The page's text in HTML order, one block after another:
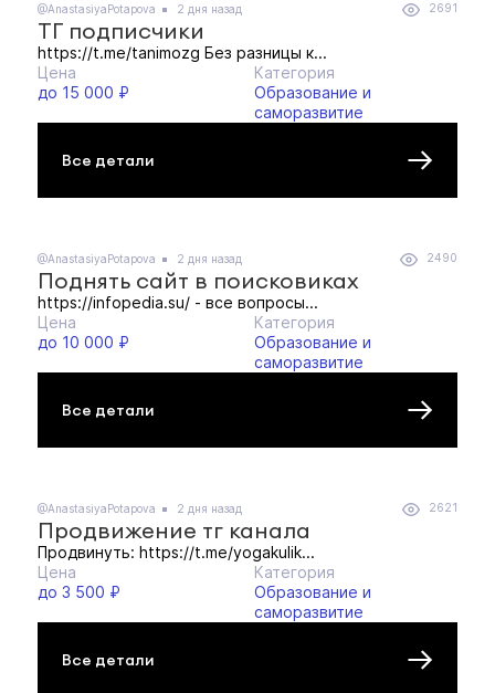
@AnastasiyaPotapova 2 дня назад 2691
ТГ подписчики
https://t.me/tanimozg Без разницы к...
Цена
до 15 000 ₽
Категория
Образование и
саморазвитие
Все детали
@AnastasiyaPotapova 2 дня назад 2490
Поднять сайт в поисковиках
https://infopedia.su/ - все вопросы...
Цена
до 10 000 ₽
Категория
Образование и
саморазвитие
Все детали
@AnastasiyaPotapova 2 дня назад 2621
Продвижение тг канала
Продвинуть: https://t.me/yogakulik...
Цена
до 3 500 ₽
Категория
Образование и
саморазвитие
Все детали